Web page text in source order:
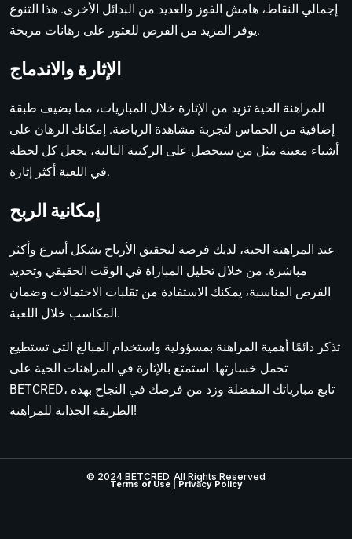
إجمالي النقاط، هامش الفوز والعديد من البدائل الأخرى. هذا التنوع
يوفر المزيد من الفرص للعثور على رهانات مربحة.
الإثارة والاندماج
المراهنة الحية تزيد من الإثارة خلال المباريات، مما يضيف طبقة
إضافية من الحماس لتجربة مشاهدة الرياضة. إمكانك الرهان على
أشياء معينة مثل من سيحصل على الركنية التالية، يجعل كل لحظة
في اللعبة أكثر إثارة.
إمكانية الربح
عند المراهنة الحية، لديك فرصة لتحقيق الأرباح بشكل أسرع وأكثر
مباشرة. من خلال تحليل المباراة في الوقت الحقيقي وتحديد
الفرص المناسبة، يمكنك الاستفادة من تقلبات الاحتمالات وضمان
المكاسب خلال اللعبة.
تذكر دائمًا أهمية المراهنة بمسؤولية واستخدام المبالغ التي تستطيع
تحمل خسارتها. استمتع بالإثارة في المراهنات الحية على
BETCRED، تابع مبارياتك المفضلة وزد من فرصك في النجاح بهذه
الطريقة الجذابة للمراهنة!
© 2024 BETCRED. All Rights Reserved
Terms of Use| Privacy Policy